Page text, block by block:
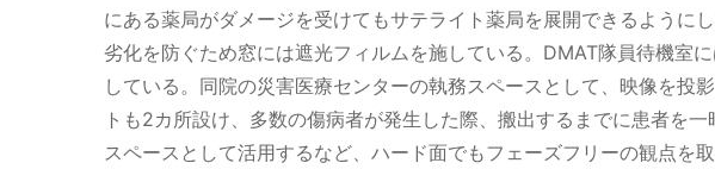
にある薬局がダメージを受けてもサテライト薬局を展開できるように
劣化を防ぐため窓には遮光フィルムを施している。DMAT隊員待機室
している。同院の災害医療センターの執務スペースとして、映像を
トも2カ所設け、多数の傷病者が発生した際、搬出するまでに患者を
スペースとして活用するなど、ハード面でもフェーズフリーの観点を取